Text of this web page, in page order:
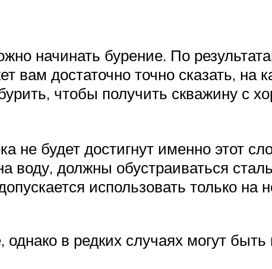
начинать бурение. По
достаточно точно сказать, на
чтобы получить скважину с
не будет достигнут именно этот
воду, должны обустраиваться
использовать только на
в редких случаях могут